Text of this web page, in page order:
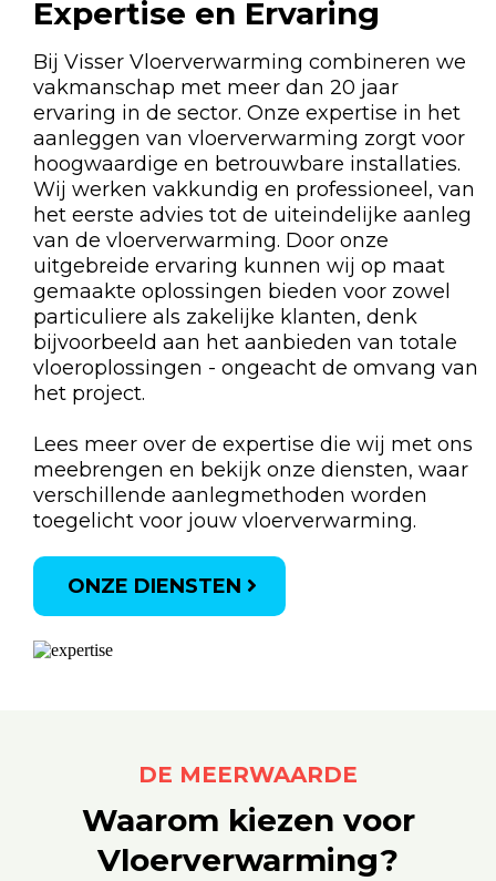
Expertise en Ervaring
Bij Visser Vloerverwarming combineren we
vakmanschap met meer dan 20 jaar
ervaring in de sector. Onze expertise in het
aanleggen van vloerverwarming zorgt voor
hoogwaardige en betrouwbare installaties.
Wij werken vakkundig en professioneel, van
het eerste advies tot de uiteindelijke aanleg
van de vloerverwarming. Door onze
uitgebreide ervaring kunnen wij op maat
gemaakte oplossingen bieden voor zowel
particuliere als zakelijke klanten, denk
bijvoorbeeld aan het aanbieden van totale
vloeroplossingen - ongeacht de omvang van
het project.
Lees meer over de expertise die wij met ons
meebrengen en bekijk onze diensten, waar
verschillende aanlegmethoden worden
toegelicht voor jouw vloerverwarming.
ONZE DIENSTEN
DE MEERWAARDE
Waarom kiezen voor
Vloerverwarming?